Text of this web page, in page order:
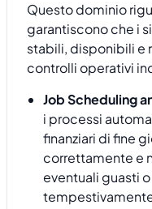
Questo dominio
garantiscono che i
stabili, disponibili e
controlli operativi
Job Scheduling
i processi
finanziari di fine
correttamente e
eventuali guasti